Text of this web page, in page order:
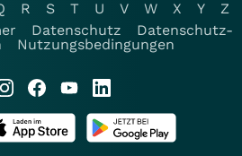
R S T U V W X Y
Z
Datenschutz
Datenschutz-
Nutzungsbedingungen